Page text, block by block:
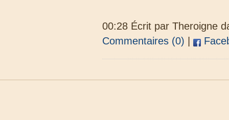
00:28 Écrit par Theroigne
Commentaires (0)